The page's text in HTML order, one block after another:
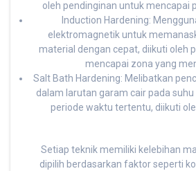
oleh pendinginan untuk mencapai
Induction Hardening:
elektromagnetik untuk
material dengan cepat, diikuti oleh
mencapai zona yang
Salt Bath Hardening: Melibatkan
dalam larutan garam cair pada
periode waktu tertentu, diikuti
Setiap teknik memiliki kelebihan
dipilih berdasarkan faktor seperti